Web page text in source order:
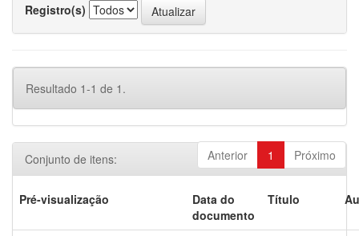
Registro(s)
Resultado 1-1 de 1.
Anterior 1 Próximo
Conjunto de itens:
Pré-visualização
Data do
documento
Título